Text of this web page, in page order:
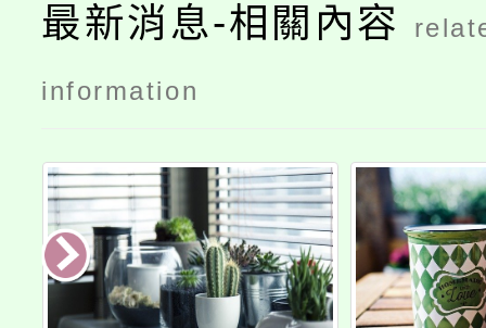
最新消息-相關內容
information